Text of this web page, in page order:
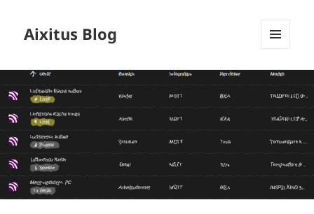
Aixitus Blog
WIDGETS